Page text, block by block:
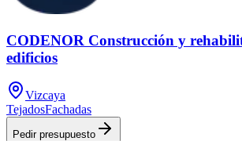
CODENOR Construcción y
edificios
Vizcaya
TejadosFachadas
Pedir presupuesto